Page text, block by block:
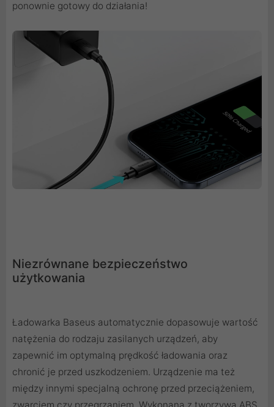
ponownie gotowy do działania!
Niezrównane bezpieczeństwo
użytkowania
Ładowarka Baseus automatycznie dopasowuje wartość
natężenia do rodzaju zasilanych urządzeń, aby
zapewnić im optymalną prędkość ładowania oraz
chronić je przed uszkodzeniem. Urządzenie ma też
między innymi specjalną ochronę przed przeciążeniem,